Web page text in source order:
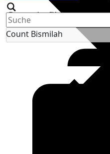
Generic filters
Count Bismilah